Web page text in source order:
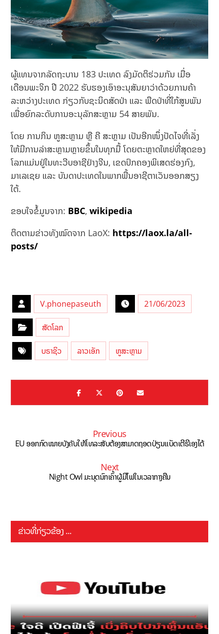
ຜູ້ແທນຈາກລັດຖະບານ 183 ປະເທດ ລົງມັດຕິຮ່ວມກັນ ເມື່ອ
ເດືອນພະຈິກ ປີ 2022 ຮັບຮອງເອົາອະນຸສັນຍາວ່າດ້ວຍການຄ້າ
ລະຫວ່າງປະເທດ ກ່ຽວກັບຊະນິດສັດປ່າ ແລະ ພືດປ່າທີ່ໃກ້ສູນພັນ
ເພື່ອຍົກລະດັບການອະນຸລັກສະຫຼາມ 54 ສາຍພັນ.
ໂດຍ ການກິນ ຫູສະຫຼາມ ຫຼື ຄີ ສະຫຼາມ ເປັນອີກໜຶ່ງປັດໄຈທີ່ເລັ່ງ
ໃຫ້ມີການລ່າສະຫຼາມຫຼາຍຂຶ້ນໃນທຸກມື້ ໂດຍຕະຫຼາດໃຫຍ່ທີ່ສຸດຂອງ
ໂລກແມ່ນຢູ່ໃນທະວີບອາຊີຢ່າງຈີນ, ເຂດປົກຄອງພິເສດຮ່ອງກົງ,
ມາເລເຊຍ ແລະ ບັນດາປະເທດໃນພາກພື້ນອາຊີຕາເວັນອອກສຽງ
ໃຕ້.
ຂອບໃຈຂໍ້ມູນຈາກ: BBC,wikipedia
ຕິດຕາມຂ່າວທັງໝົດຈາກ LaoX: https://laox.la/all-
posts/
V.phonepaseuth 21/06/2023
ສັດໂລກ
ບຣາຊິວ ລາວເອັກ ຫູສະຫຼາມ
Previous
EU ອອກກົດໝາຍບັງຄັບໃຫ້ໂທລະສັບຕ້ອງສາມາດຖອດປ່ຽນແບັດເຕີຣີເອງໄດ້
Next
Night Owl ມະນຸດນົກເຄົ້າຜູ້ມີໄຟໃນເວລາກາງຄືນ
ຂ່າວທີ່ກ່ຽວຂ້ອງ ...